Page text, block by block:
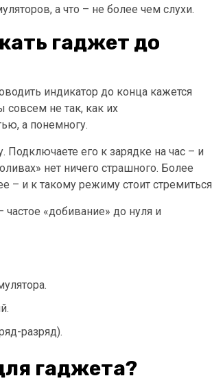
а что – не более чем слухи.
гаджет до
индикатор до конца кажется
не так, как их
а понемногу.
его к зарядке на час – и
нет ничего страшного. Более
– и к такому режиму стоит
«добивание» до нуля и
разряд).
гаджета?